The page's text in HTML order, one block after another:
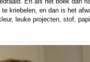
kriebelen, en dan is het
leuke projecten, stof,